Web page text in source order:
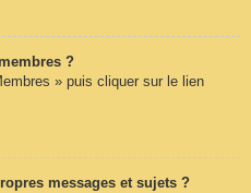
?
» puis cliquer sur le lien
messages et sujets ?